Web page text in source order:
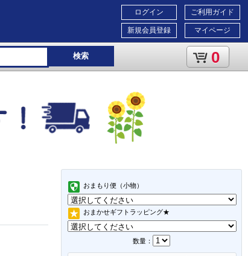
ご利用ガイド
マイページ
ログイン
新規会員登録
検索 0
おまもり便（小物）
おまかせギフトラッピング★
数量：